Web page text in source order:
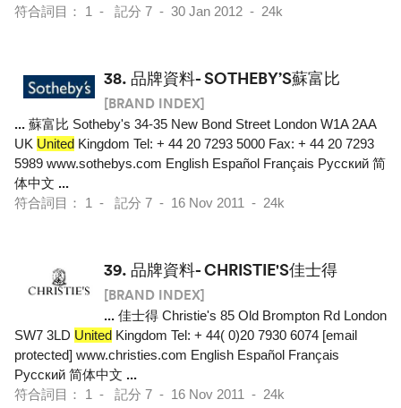
符合詞目： 1 - 記分 7 - 30 Jan 2012 - 24k
38. 品牌資料- SOTHEBY’S蘇富比
[BRAND INDEX]
... 蘇富比 Sotheby's 34-35 New Bond Street London W1A 2AA
UK United Kingdom Tel: + 44 20 7293 5000 Fax: + 44 20 7293
5989 www.sothebys.com English Español Français Pусский 简
体中文 ...
符合詞目： 1 - 記分 7 - 16 Nov 2011 - 24k
39. 品牌資料- CHRISTIE'S佳士得
[BRAND INDEX]
... 佳士得 Christie's 85 Old Brompton Rd London
SW7 3LD United Kingdom Tel: + 44( 0)20 7930 6074 [email
protected] www.christies.com English Español Français
Pусский 简体中文 ...
符合詞目： 1 - 記分 7 - 16 Nov 2011 - 24k